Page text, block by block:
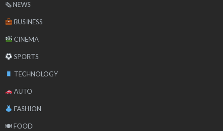
🗞 NEWS
BUSINESS
CINEMA
SPORTS
TECHNOLOGY
AUTO
FASHION
🍽 FOOD